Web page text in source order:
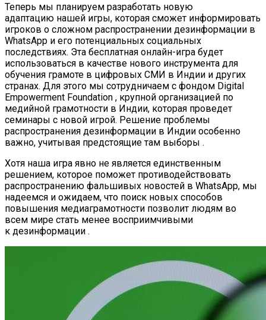
Теперь мы планируем разработать новую
адаптацию нашей игры, которая сможет информировать
игроков о сложном распространении дезинформации в
WhatsApp и его потенциальных социальных
последствиях. Эта бесплатная онлайн-игра будет
использоваться в качестве нового инструмента для
обучения грамоте в цифровых СМИ в Индии и других
странах. Для этого мы сотрудничаем с фондом Digital
Empowerment Foundation , крупной организацией по
медийной грамотности в Индии, которая проведет
семинары с новой игрой. Решение проблемы
распространения дезинформации в Индии особенно
важно, учитывая предстоящие там выборы .
Хотя наша игра явно не является единственным
решением, которое поможет противодействовать
распространению фальшивых новостей в WhatsApp, мы
надеемся и ожидаем, что поиск новых способов
повышения медиаграмотности позволит людям во
всем мире стать менее восприимчивыми
к дезинформации .